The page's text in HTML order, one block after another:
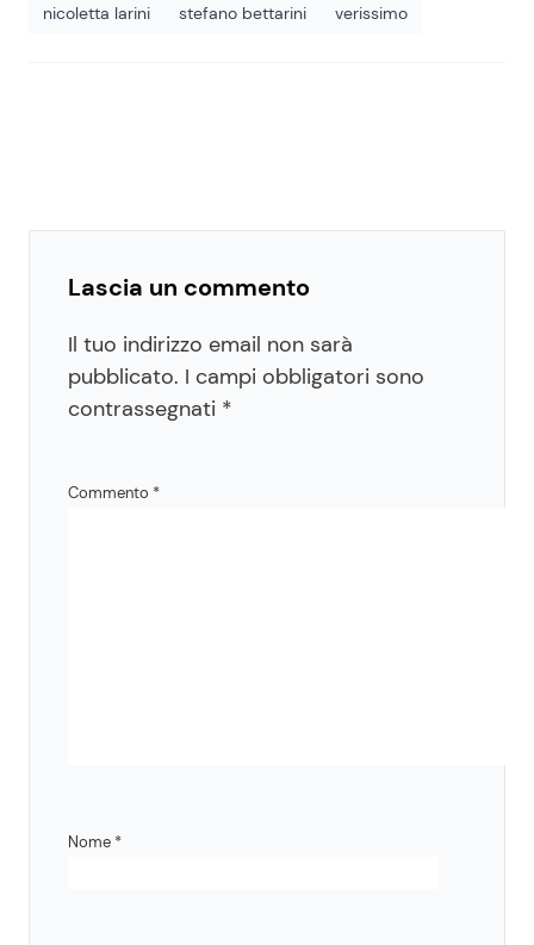
nicoletta larini stefano bettarini verissimo
Lascia un commento
Il tuo indirizzo email non sarà
pubblicato. I campi obbligatori sono
contrassegnati *
Commento *
Nome *